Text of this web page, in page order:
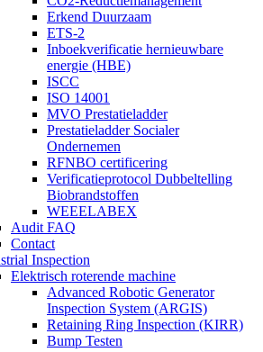
Erkend Duurzaam
ETS-2
Inboekverificatie hernieuwbare
energie (HBE)
ISCC
ISO 14001
MVO Prestatieladder
Prestatieladder Socialer
Ondernemen
RFNBO certificering
Verificatieprotocol Dubbeltelling
Biobrandstoffen
WEEELABEX
Audit FAQ
Contact
Inspection
Elektrisch roterende machine
Advanced Robotic Generator
Inspection System (ARGIS)
Retaining Ring Inspection (KIRR)
Bump Testen